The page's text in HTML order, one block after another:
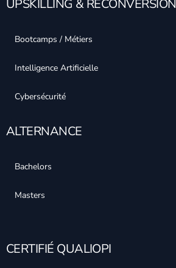
UPSKILLING & RECONVERSION
Bootcamps / Métiers
Intelligence Artificielle
Cybersécurité
ALTERNANCE
Bachelors
Masters
CERTIFIÉ QUALIOPI